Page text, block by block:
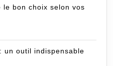
bon choix selon vos
un outil indispensable